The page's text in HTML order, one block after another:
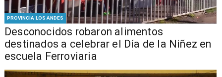
PROVINCIA LOS ANDES
Desconocidos robaron alimentos
destinados a celebrar el Día de la Niñez en
escuela Ferroviaria